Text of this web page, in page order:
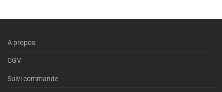
A propos
CGV
Suivi commande